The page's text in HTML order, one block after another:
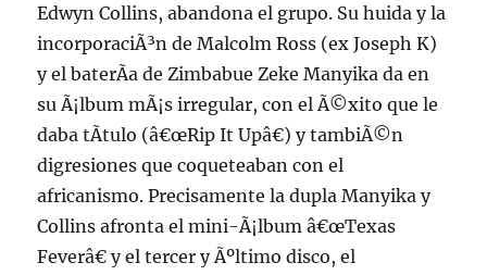
Edwyn Collins, abandona el grupo. Su huida y la
incorporaciÃ³n de Malcolm Ross (ex Joseph K)
y el baterÃ­a de Zimbabue Zeke Manyika da en
su Ã¡lbum mÃ¡s irregular, con el Ã©xito que le
daba tÃ­tulo (â€œRip It Upâ€) y tambiÃ©n
digresiones que coqueteaban con el
africanismo. Precisamente la dupla Manyika y
Collins afronta el mini-Ã¡lbum â€œTexas
Feverâ€ y el tercer y Ãºltimo disco, el